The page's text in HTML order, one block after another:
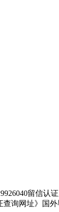
留信
询网址》国